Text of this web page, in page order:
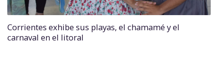
Corrientes exhibe sus playas, el chamamé y el
carnaval en el litoral